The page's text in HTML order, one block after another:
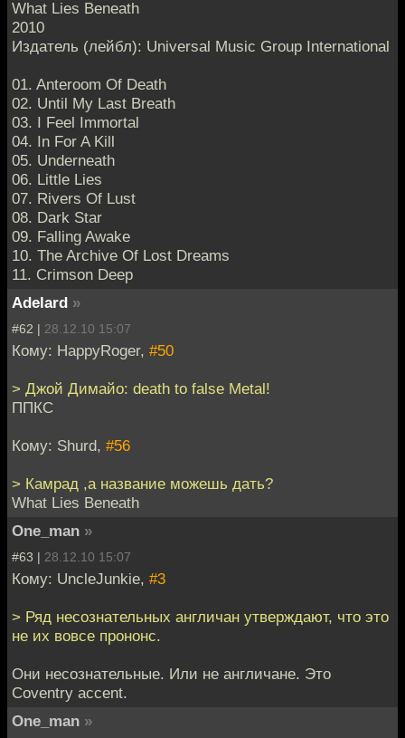
What Lies Beneath
2010
Издатель (лейбл): Universal Music Group International
01. Anteroom Of Death
02. Until My Last Breath
03. I Feel Immortal
04. In For A Kill
05. Underneath
06. Little Lies
07. Rivers Of Lust
08. Dark Star
09. Falling Awake
10. The Archive Of Lost Dreams
11. Crimson Deep
Adelard »
#62 | 28.12.10 15:07
Кому: HappyRoger, #50
> Джой Димайо: death to false Metal!
ППКС
Кому: Shurd, #56
> Камрад ,а название можешь дать?
What Lies Beneath
One_man »
#63 | 28.12.10 15:07
Кому: UncleJunkie, #3
> Ряд несознательных англичан утверждают, что это
не их вовсе прононс.
Они несознательные. Или не англичане. Это
Coventry accent.
One_man »